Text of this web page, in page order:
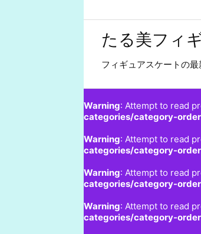
たる美フィ
フィギュアスケートの
Warning: Attempt to read
categories/category-
Warning: Attempt to read
categories/category-
Warning: Attempt to read
categories/category-
Warning: Attempt to read
categories/category-